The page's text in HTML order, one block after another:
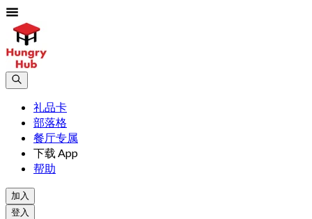
礼品卡
部落格
餐厅专属
下载 App
帮助
加入
登入